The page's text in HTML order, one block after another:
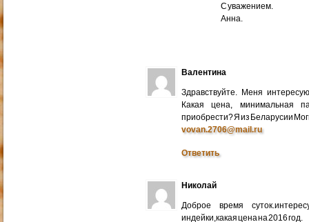
С уважением.
Анна.
Валентина
Здравствуйте. Меня
Какая цена, минимальная
приобрести? Я из Беларусии
vovan.2706@mail.ru
Ответить
Николай
Доброе время
индейки,какая цена на 2016 год.